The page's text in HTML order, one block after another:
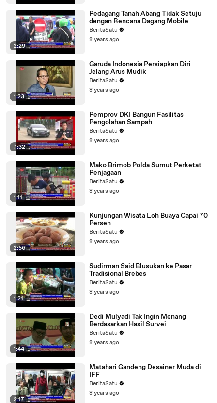
2:29
Pedagang Tanah Abang Tidak Setuju
dengan Rencana Dagang Mobile
BeritaSatu
8 years ago
1:23
Garuda Indonesia Persiapkan Diri
Jelang Arus Mudik
BeritaSatu
8 years ago
7:32
Pemprov DKI Bangun Fasilitas
Pengolahan Sampah
BeritaSatu
8 years ago
1:11
Mako Brimob Polda Sumut Perketat
Penjagaan
BeritaSatu
8 years ago
2:56
Kunjungan Wisata Loh Buaya Capai 70
Persen
BeritaSatu
8 years ago
1:21
Sudirman Said Blusukan ke Pasar
Tradisional Brebes
BeritaSatu
8 years ago
1:44
Dedi Mulyadi Tak Ingin Menang
Berdasarkan Hasil Survei
BeritaSatu
8 years ago
2:17
Matahari Gandeng Desainer Muda di
IFF
BeritaSatu
8 years ago